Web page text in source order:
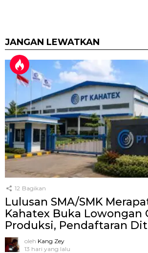
JANGAN LEWATKAN
12 Bagikan
Lulusan SMA/SMK
Kahatex Buka Lowongan
Produksi, Pendaftaran
oleh Kang Zey
13 hari yang lalu